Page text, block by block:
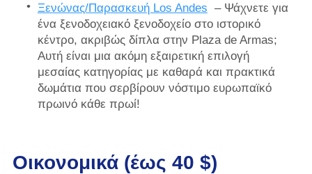
Ξενώνας/Παρασκευή Los Andes – Ψάχνετε για
ένα ξενοδοχειακό ξενοδοχείο στο ιστορικό
κέντρο, ακριβώς δίπλα στην Plaza de Armas;
Αυτή είναι μια ακόμη εξαιρετική επιλογή
μεσαίας κατηγορίας με καθαρά και πρακτικά
δωμάτια που σερβίρουν νόστιμο ευρωπαϊκό
πρωινό κάθε πρωί!
Οικονομικά (έως 40 $)